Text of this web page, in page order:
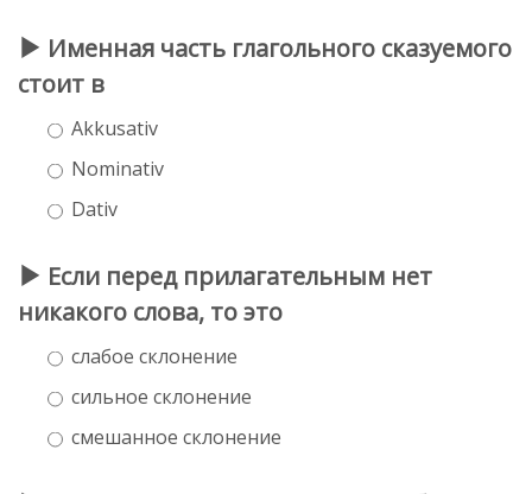
Именная часть глагольного сказуемого
стоит в
Akkusativ
Nominativ
Dativ
Если перед прилагательным нет
никакого слова, то это
слабое склонение
сильное склонение
смешанное склонение